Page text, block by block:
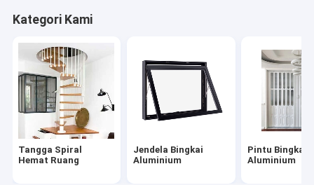
Pintu Garasi Otomatis
Pintu Kayu MDF
Perabotan Hotel Kelas Atas
Dinding Tirai Aluminium
Kategori Kami
Tangga Spiral
Hemat Ruang
Jendela Bingkai
Aluminium
Pintu Bingkai
Aluminium